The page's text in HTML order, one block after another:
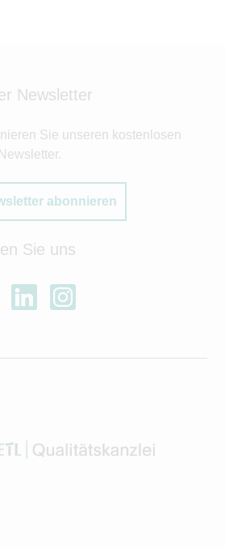
Newsletter
Sie unseren kostenlosen
abonnieren
Sie uns